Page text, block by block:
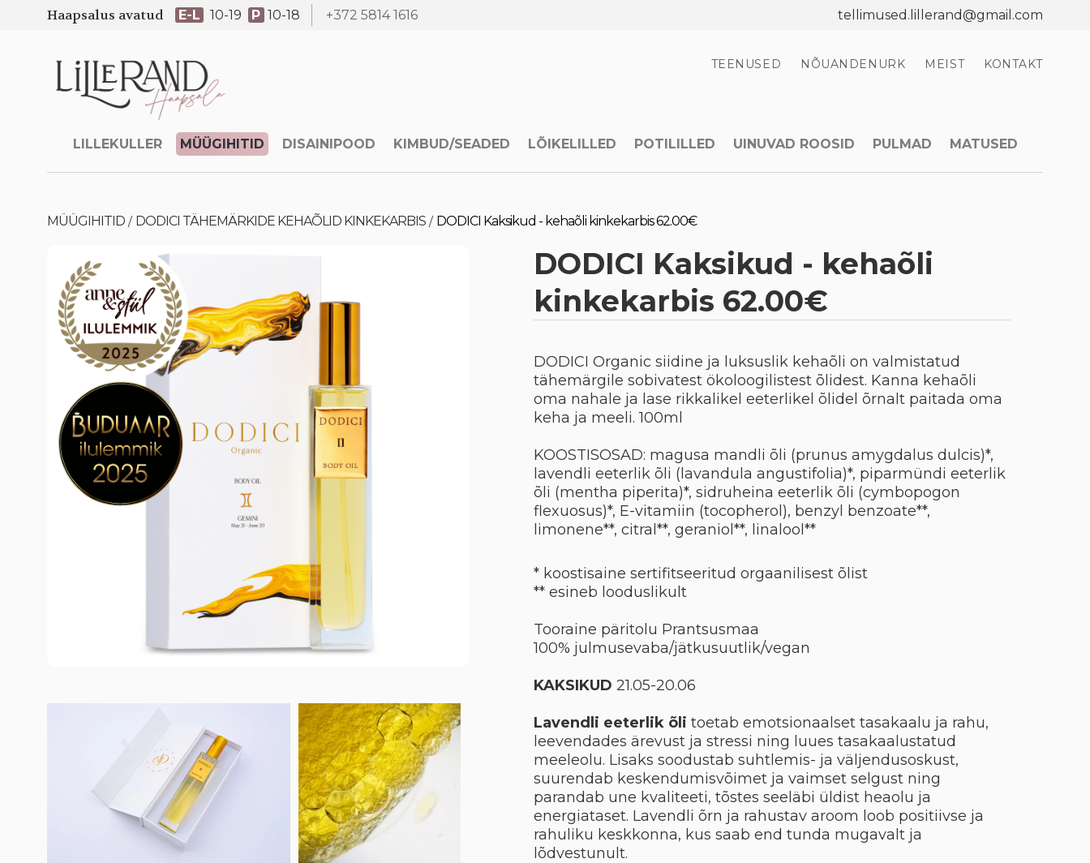
Haapsalus avatud E-L 10-19 P 10-18 +372 5814 1616 tellimused.lillerand@gmail.com
TEENUSED NÕUANDENURK MEIST KONTAKT
LILLEKULLER MÜÜGIHITID DISAINIPOOD KIMBUD/SEADED LÕIKELILLED POTILILLED UINUVAD ROOSID PULMAD MATUSED
MÜÜGIHITID / DODICI TÄHEMÄRKIDE KEHAÕLID KINKEKARBIS / DODICI Kaksikud - kehaõli kinkekarbis 62.00€
DODICI Kaksikud - kehaõli
kinkekarbis 62.00€
DODICI Organic siidine ja luksuslik kehaõli on valmistatud
tähemärgile sobivatest ökoloogilistest õlidest. Kanna kehaõli
oma nahale ja lase rikkalikel eeterlikel õlidel õrnalt paitada oma
keha ja meeli. 100ml
KOOSTISOSAD: magusa mandli õli (prunus amygdalus dulcis)*,
lavendli eeterlik õli (lavandula angustifolia)*, piparmündi eeterlik
õli (mentha piperita)*, sidruheina eeterlik õli (cymbopogon
flexuosus)*, E-vitamiin (tocopherol), benzyl benzoate**,
limonene**, citral**, geraniol**, linalool**
* koostisaine sertifitseeritud orgaanilisest õlist
** esineb looduslikult
Tooraine päritolu Prantsusmaa
100% julmusevaba/jätkusuutlik/vegan
KAKSIKUD 21.05-20.06
Lavendli eeterlik õli toetab emotsionaalset tasakaalu ja rahu,
leevendades ärevust ja stressi ning luues tasakaalustatud
meeleolu. Lisaks soodustab suhtlemis- ja väljendusoskust,
suurendab keskendumisvõimet ja vaimset selgust ning
parandab une kvaliteeti, tõstes seeläbi üldist heaolu ja
energiataset. Lavendli õrn ja rahustav aroom loob positiivse ja
rahuliku keskkonna, kus saab end tunda mugavalt ja
lõdvestunult.